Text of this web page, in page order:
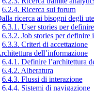
6.2.4. Ricerca sui forum
ricerca ai bisogni degli
6.3.1. User stories per
6.3.2. Job stories per definire
6.3.3. Criteri di accettazione
dell’informazione
6.4.1. Definire l’architettura
6.4.2. Alberatura
6.4.3. Flussi di interazione
6.4.4. Sistemi di navigazione